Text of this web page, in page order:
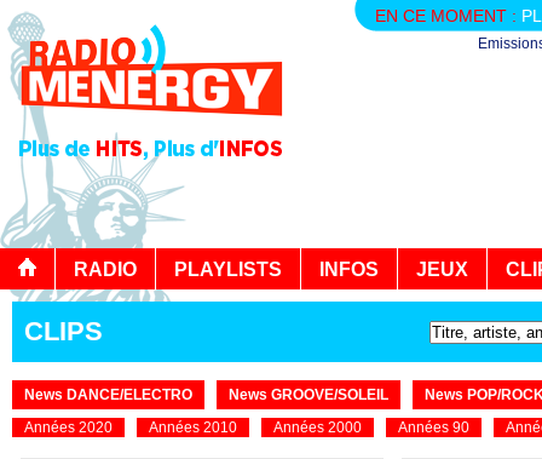
EN CE MOMENT :
RADIO PLAYLISTS INFOS JEUX
CLIPS
News DANCE/ELECTRO News GROOVE/SOLEIL
News POP/
Années 2020
Années 2010 Années 2000 Années 90